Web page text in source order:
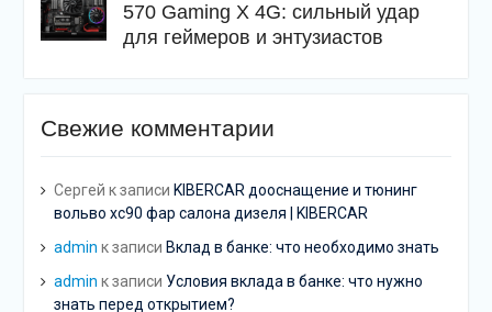
570 Gaming X 4G: сильный удар
для геймеров и энтузиастов
Свежие комментарии
Сергей к записи KIBERCAR дооснащение и тюнинг
вольво хс90 фар салона дизеля | KIBERCAR
admin к записи Вклад в банке: что необходимо знать
admin к записи Условия вклада в банке: что нужно
знать перед открытием?